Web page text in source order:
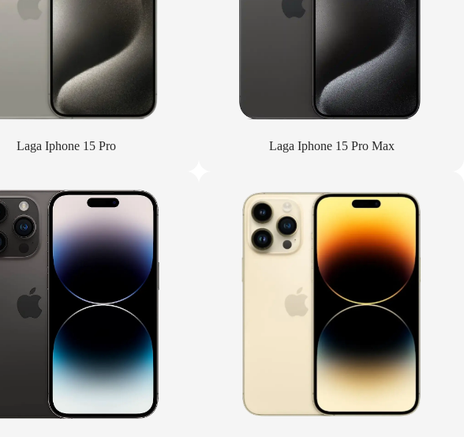
Laga Iphone 15 Pro Laga Iphone 15 Pro Max